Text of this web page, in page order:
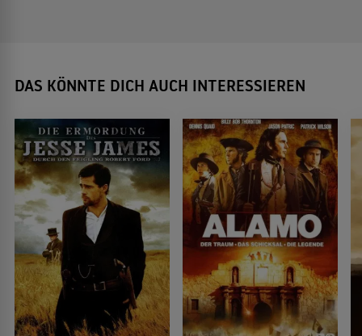
DAS KÖNNTE DICH AUCH INTERESSIEREN